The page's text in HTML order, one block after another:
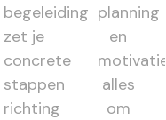
begeleiding
zet je
concrete
stappen
richting
planning
en
motivatie:
alles
om